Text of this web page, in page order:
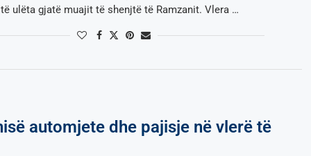
ulëta gjatë muajit të shenjtë të Ramzanit. Vlera …
automjete dhe pajisje në vlerë të